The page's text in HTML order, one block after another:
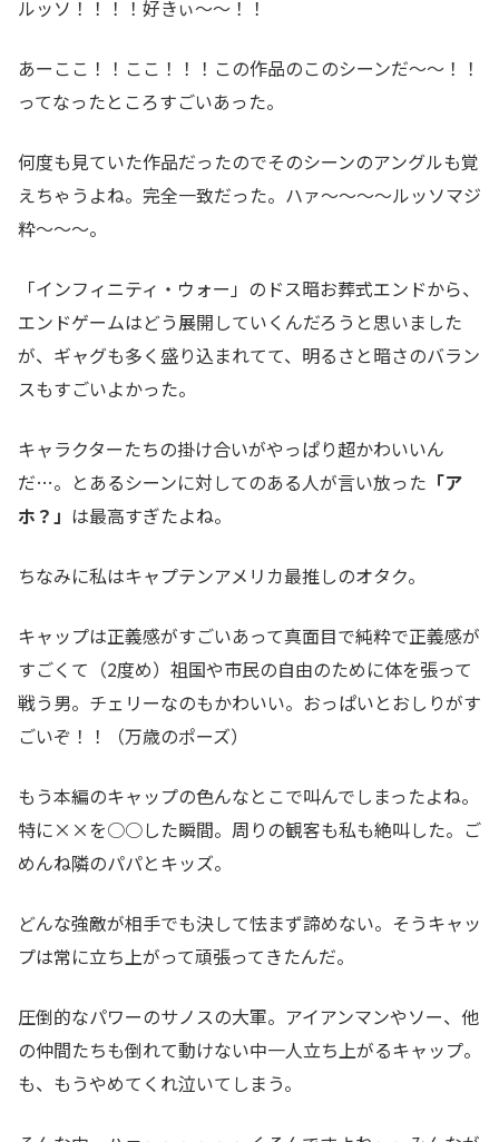
ルッソ！！！！好きぃ～～！！
あーここ！！ここ！！！この作品のこのシーンだ～～！！
ってなったところすごいあった。
何度も見ていた作品だったのでそのシーンのアングルも覚
えちゃうよね。完全一致だった。ハァ～～～～ルッソマジ
粋～～～。
「インフィニティ・ウォー」のドス暗お葬式エンドから、
エンドゲームはどう展開していくんだろうと思いました
が、ギャグも多く盛り込まれてて、明るさと暗さのバラン
スもすごいよかった。
キャラクターたちの掛け合いがやっぱり超かわいいん
だ…。とあるシーンに対してのある人が言い放った 「ア
ホ？」 は最高すぎたよね。
ちなみに私はキャプテンアメリカ最推しのオタク。
キャップは正義感がすごいあって真面目で純粋で正義感が
すごくて（2度め）祖国や市民の自由のために体を張って
戦う男。チェリーなのもかわいい。おっぱいとおしりがす
ごいぞ！！（万歳のポーズ）
もう本編のキャップの色んなとこで叫んでしまったよね。
特に××を○○した瞬間。周りの観客も私も絶叫した。ご
めんね隣のパパとキッズ。
どんな強敵が相手でも決して怯まず諦めない。そうキャッ
プは常に立ち上がって頑張ってきたんだ。
圧倒的なパワーのサノスの大軍。アイアンマンやソー、他
の仲間たちも倒れて動けない中一人立ち上がるキャップ。
も、もうやめてくれ泣いてしまう。